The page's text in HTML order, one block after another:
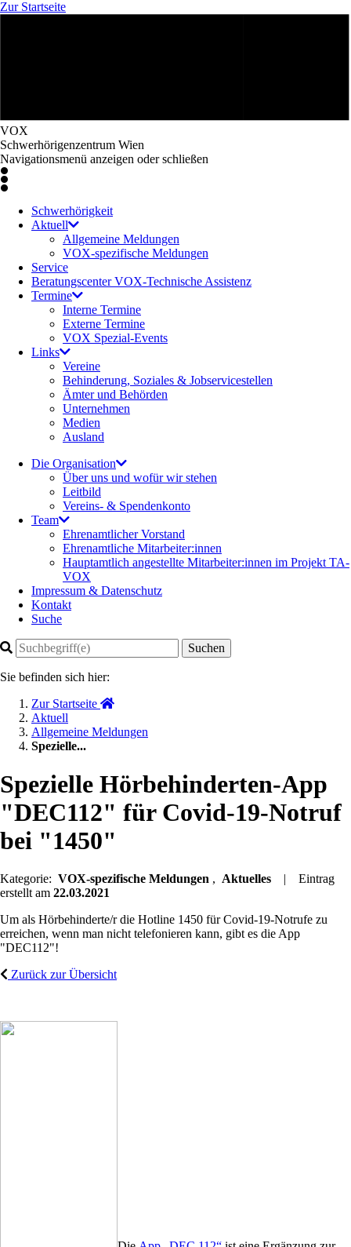
Zur Startseite
VOX
Schwerhörigenzentrum Wien
Navigationsmenü anzeigen oder schließen
Schwerhörigkeit
Aktuell
Allgemeine Meldungen
VOX-spezifische Meldungen
Service
Beratungscenter VOX-Technische Assistenz
Termine
Interne Termine
Externe Termine
VOX Spezial-Events
Links
Vereine
Behinderung, Soziales & Jobservicestellen
Ämter und Behörden
Unternehmen
Medien
Ausland
Die Organisation
Über uns und wofür wir stehen
Leitbild
Vereins- & Spendenkonto
Team
Ehrenamtlicher Vorstand
Ehrenamtliche Mitarbeiter:innen
Hauptamtlich angestellte Mitarbeiter:innen im Projekt TA-
VOX
Impressum & Datenschutz
Kontakt
Suche
Suchen
Sie befinden sich hier:
Zur Startseite
Aktuell
Allgemeine Meldungen
Spezielle...
Spezielle Hörbehinderten-App
"DEC112" für Covid-19-Notruf
bei "1450"
Kategorie: VOX-spezifische Meldungen , Aktuelles | Eintrag
erstellt am 22.03.2021
Um als Hörbehinderte/r die Hotline 1450 für Covid-19-Notrufe zu
erreichen, wenn man nicht telefonieren kann, gibt es die App
"DEC112"!
Zurück zur Übersicht